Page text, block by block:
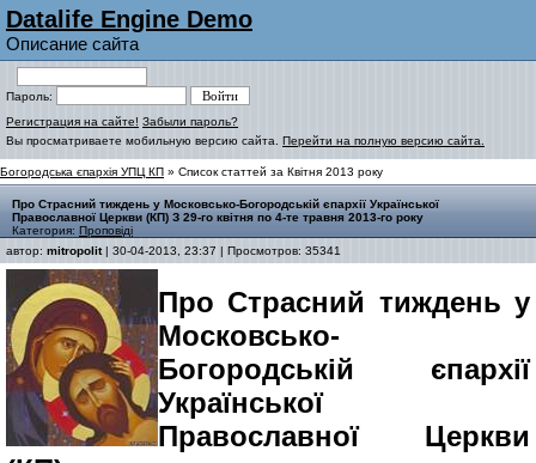
Datalife Engine Demo
Описание сайта
Пароль:
Регистрация на сайте! Забыли пароль?
Вы просматриваете мобильную версию сайта. Перейти на полную версию сайта.
Богородська єпархія УПЦ КП » Список статтей за Квітня 2013 року
Про Страсний тиждень у Московсько-Богородській єпархії Української
Православної Церкви (КП) З 29-го квітня по 4-те травня 2013-го року
Категория: Проповіді
автор: mitropolit| 30-04-2013, 23:37 | Просмотров: 35341
Про Страсний тиждень у
Московсько-
Богородській єпархії
Української
Православної Церкви